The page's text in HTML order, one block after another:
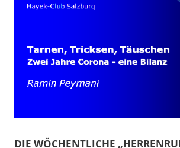
DIE WÖCHENTLICHE